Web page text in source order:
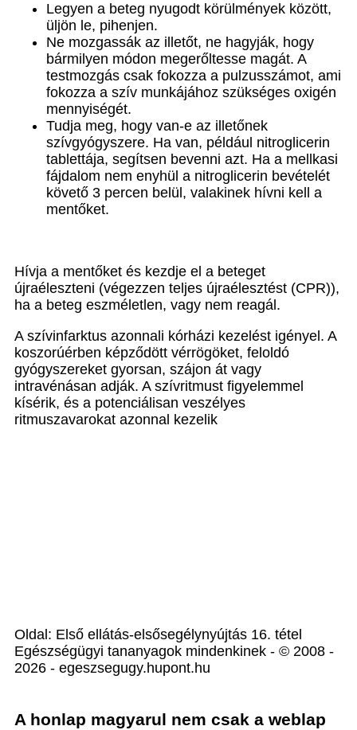
Legyen a beteg nyugodt körülmények között,
üljön le, pihenjen.
Ne mozgassák az illetőt, ne hagyják, hogy
bármilyen módon megerőltesse magát. A
testmozgás csak fokozza a pulzusszámot, ami
fokozza a szív munkájához szükséges oxigén
mennyiségét.
Tudja meg, hogy van-e az illetőnek
szívgyógyszere. Ha van, például nitroglicerin
tablettája, segítsen bevenni azt. Ha a mellkasi
fájdalom nem enyhül a nitroglicerin bevételét
követő 3 percen belül, valakinek hívni kell a
mentőket.
Hívja a mentőket és kezdje el a beteget
újraéleszteni (végezzen teljes újraélesztést (CPR)),
ha a beteg eszméletlen, vagy nem reagál.
A szívinfarktus azonnali kórházi kezelést igényel. A
koszorúérben képződött vérrögöket, feloldó
gyógyszereket gyorsan, szájon át vagy
intravénásan adják. A szívritmust figyelemmel
kísérik, és a potenciálisan veszélyes
ritmuszavarokat azonnal kezelik
Oldal: Első ellátás-elsősegélynyújtás 16. tétel
Egészségügyi tananyagok mindenkinek - © 2008 -
2026 - egeszsegugy.hupont.hu
A honlap magyarul nem csak a weblap